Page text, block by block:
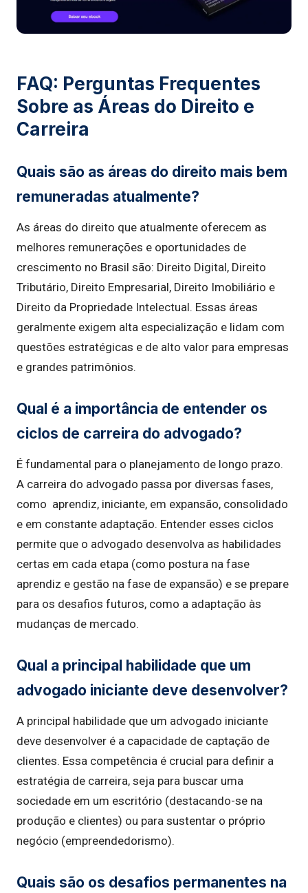
FAQ: Perguntas Frequentes
Sobre as Áreas do Direito e
Carreira
Quais são as áreas do direito mais bem
remuneradas atualmente?
As áreas do direito que atualmente oferecem as
melhores remunerações e oportunidades de
crescimento no Brasil são: Direito Digital, Direito
Tributário, Direito Empresarial, Direito Imobiliário e
Direito da Propriedade Intelectual. Essas áreas
geralmente exigem alta especialização e lidam com
questões estratégicas e de alto valor para empresas
e grandes patrimônios.
Qual é a importância de entender os
ciclos de carreira do advogado?
É fundamental para o planejamento de longo prazo.
A carreira do advogado passa por diversas fases,
como aprendiz, iniciante, em expansão, consolidado
e em constante adaptação. Entender esses ciclos
permite que o advogado desenvolva as habilidades
certas em cada etapa (como postura na fase
aprendiz e gestão na fase de expansão) e se prepare
para os desafios futuros, como a adaptação às
mudanças de mercado.
Qual a principal habilidade que um
advogado iniciante deve desenvolver?
A principal habilidade que um advogado iniciante
deve desenvolver é a capacidade de captação de
clientes. Essa competência é crucial para definir a
estratégia de carreira, seja para buscar uma
sociedade em um escritório (destacando-se na
produção e clientes) ou para sustentar o próprio
negócio (empreendedorismo).
Quais são os desafios permanentes na